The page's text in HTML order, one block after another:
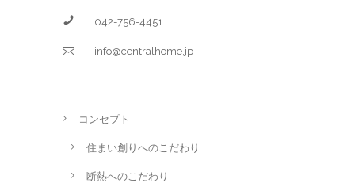
042-756-4451
info@centralhome.jp
コンセプト
住まい創りへのこだわり
断熱へのこだわり